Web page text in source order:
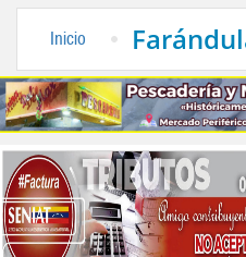
Inicio